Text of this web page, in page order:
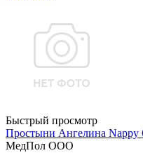
Быстрый просмотр
Простыни Ангелина
МедПол ООО